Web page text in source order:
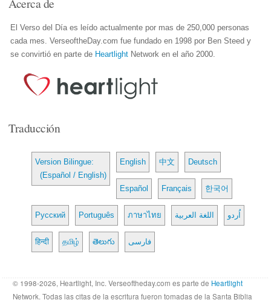
El Verso del Día es leído actualmente por mas de 250,000 personas
cada mes. VerseoftheDay.com fue fundado en 1998 por Ben Steed y
se convirtió en parte de Heartlight Network en el año 2000.
Traducción
Version Bilingue:
(Español / English)
English 中文 Deutsch
Español Français 한국어
Русский Português ภาษาไทย اللغة العربية اُردو
हिन्दी தமிழ் తెలుగు فارسی
© 1998-2026, Heartlight, Inc. Verseoftheday.com es parte de Heartlight
Network. Todas las citas de la escritura fueron tomadas de la Santa Biblia